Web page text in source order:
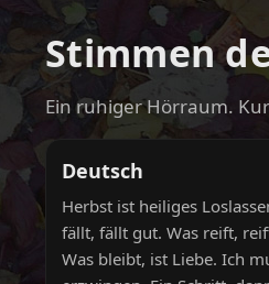
Stimmen
Ein ruhiger Hörraum.
Deutsch
Herbst ist heiliges
fällt, fällt gut. Was reift,
Was bleibt, ist Liebe. Ich